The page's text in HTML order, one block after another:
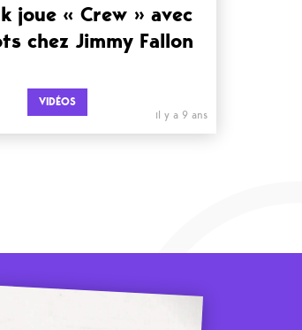
joue « Crew » avec
chez Jimmy Fallon
VIDÉOS
il y a 9 ans